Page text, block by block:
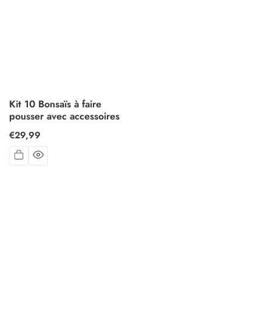
Kit 10 Bonsaïs à faire
pousser avec accessoires
Prix
habituel
€29,99